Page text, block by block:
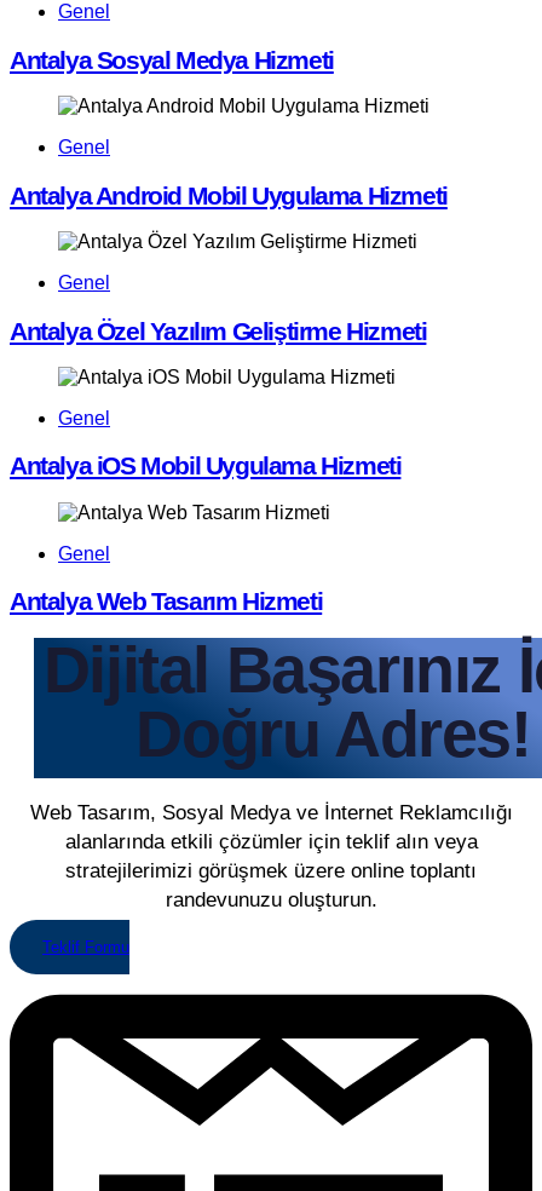
Genel
Antalya Sosyal Medya Hizmeti
Genel
Antalya Android Mobil Uygulama Hizmeti
Genel
Antalya Özel Yazılım Geliştirme Hizmeti
Genel
Antalya iOS Mobil Uygulama Hizmeti
Genel
Antalya Web Tasarım Hizmeti
Dijital Başarınız
Doğru Adres!
Web Tasarım, Sosyal Medya ve İnternet Reklamcılığı
alanlarında etkili çözümler için teklif alın veya
stratejilerimizi görüşmek üzere online toplantı
randevunuzu oluşturun.
Teklif Formu